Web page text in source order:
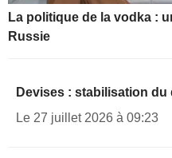
La politique de la vodka :
Russie
Devises : stabilisation du
Le 27 juillet 2026 à 09:23